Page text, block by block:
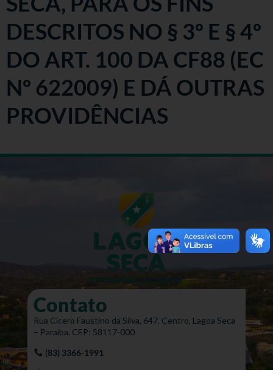
DESCRITOS NO § 3º E § 4º
DO ART. 100 DA CF88 (EC
Nº 622009) E DÁ OUTRAS
PROVIDÊNCIAS
Contato
Rua Cícero Faustino da Silva, 647, Centro, Lagoa Seca
– Paraíba. CEP: 58117-000
(83) 3366-1991